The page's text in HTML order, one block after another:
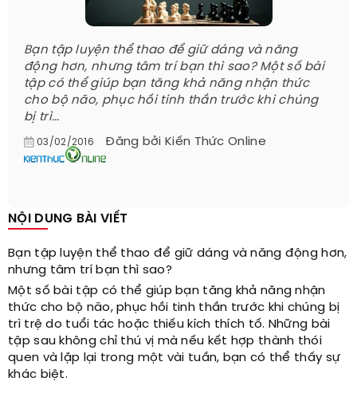
Bạn tập luyện thể thao để giữ dáng và năng
động hơn, nhưng tâm trí bạn thì sao? Một số bài
tập có thể giúp bạn tăng khả năng nhận thức
cho bộ não, phục hồi tinh thần trước khi chúng
bị trì...
03/02/2016 Đăng bởi Kiến Thức Online
NỘI DUNG BÀI VIẾT
Bạn tập luyện thể thao để giữ dáng và năng động hơn,
nhưng tâm trí bạn thì sao?
Một số bài tập có thể giúp bạn tăng khả năng nhận
thức cho bộ não, phục hồi tinh thần trước khi chúng bị
trì trệ do tuổi tác hoặc thiếu kích thích tố. Những bài
tập sau không chỉ thú vị mà nếu kết hợp thành thói
quen và lặp lại trong một vài tuần, bạn có thể thấy sự
khác biệt.